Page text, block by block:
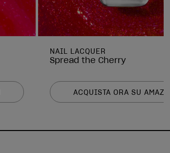
NAIL LACQUER
Spread the Cherry
ACQUISTA ORA SU